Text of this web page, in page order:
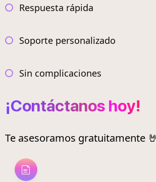
Respuesta rápida
Soporte personalizado
Sin complicaciones
¡Contáctanos hoy!
Te asesoramos gratuitamente 🤘